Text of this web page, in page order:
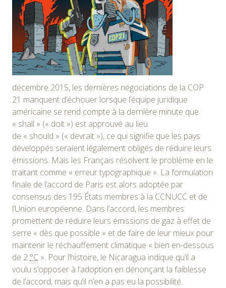
décembre 2015, les dernières négociations de la COP
21 manquent d’échouer lorsque l’équipe juridique
américaine se rend compte à la dernière minute que
« shall » (« doit ») est approuvé au lieu
de « should » (« devrait »), ce qui signifie que les pays
développés seraient légalement obligés de réduire leurs
émissions. Mais les Français résolvent le problème en le
traitant comme « erreur typographique ». La formulation
finale de l’accord de Paris est alors adoptée par
consensus des 195 États membres à la CCNUCC et de
l’Union européenne. Dans l’accord, les membres
promettent de réduire leurs émissions de gaz à effet de
serre « dès que possible » et de faire de leur mieux pour
maintenir le réchauffement climatique « bien en-dessous
de 2 °C ». Pour l’histoire, le Nicaragua indique qu’il a
voulu s’opposer à l’adoption en dénonçant la faiblesse
de l’accord, mais qu’il n’en a pas eu la possibilité.